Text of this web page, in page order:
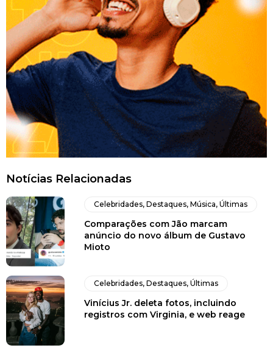
Notícias Relacionadas
Celebridades,Destaques,Música,Últimas
Comparações com Jão marcam
anúncio do novo álbum de Gustavo
Mioto
Celebridades,Destaques,Últimas
Vinícius Jr. deleta fotos, incluindo
registros com Virginia, e web reage